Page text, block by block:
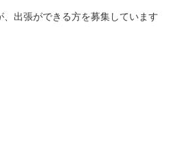
出張ができる方を募集しています